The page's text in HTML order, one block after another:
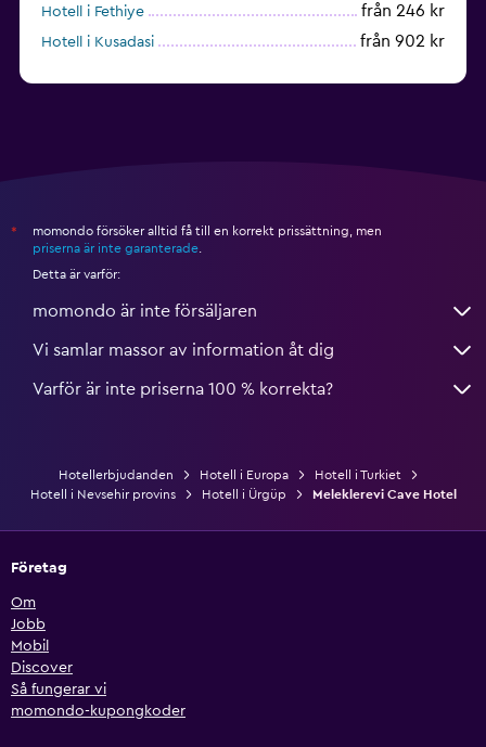
Hotell i Fethiye från 246 kr
Hotell i Kusadasi från 902 kr
*
momondo försöker alltid få till en korrekt prissättning, men
priserna är inte garanterade
Detta är varför:
momondo är inte försäljaren
Vi samlar massor av information åt dig
Varför är inte priserna 100 % korrekta?
Hotellerbjudanden Hotell i Europa
Hotell i Turkiet
Hotell i Nevsehir provins
Hotell i Ürgüp Meleklerevi Cave Hotel
Företag
Om
Jobb
Mobil
Discover
Så fungerar vi
momondo-kupongkoder